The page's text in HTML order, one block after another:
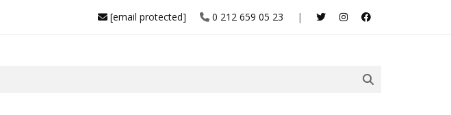
|
0 212 659 05 23
[email protected]